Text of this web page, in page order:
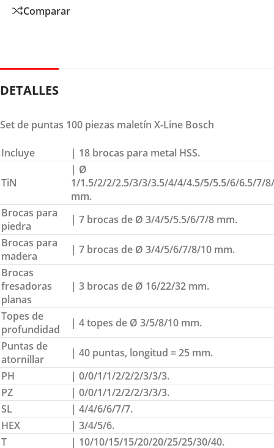
Comparar
DETALLES
Set de puntas 100 piezas maletín X-Line Bosch
Incluye | 18 brocas para metal HSS.
TiN
| Ø
1/1.5/2/2/2.5/3/3/3.5/4/4/4.5/5/5.5/6/6.5/7/
mm.
Brocas para
piedra
| 7 brocas de Ø 3/4/5/5.5/6/7/8 mm.
Brocas para
madera
| 7 brocas de Ø 3/4/5/6/7/8/10 mm.
Brocas
fresadoras
planas
| 3 brocas de Ø 16/22/32 mm.
Topes de
profundidad
| 4 topes de Ø 3/5/8/10 mm.
Puntas de
atornillar
| 40 puntas, longitud = 25 mm.
PH
| 0/0/1/1/2/2/2/3/3/3.
PZ
| 0/0/1/1/2/2/2/3/3/3.
SL
| 4/4/6/6/7/7.
HEX
| 3/4/5/6.
T
| 10/10/15/15/20/20/25/25/30/40.